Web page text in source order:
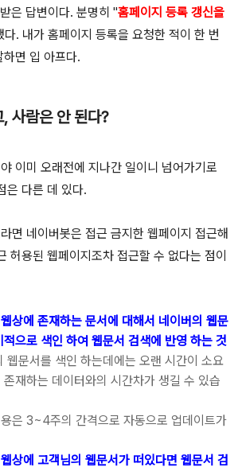
은 답변이다. 분명히 "홈페이지 등록 갱신을
다. 내가 홈페이지 등록을 요청한 적이 한 번
면 입 아프다.
사람은 안 된다?
이미 오래전에 지나간 일이니 넘어가기로
은 다른 데 있다.
면 네이버봇은 접근 금지한 웹페이지 접근해
허용된 웹페이지조차 접근할 수 없다는 점이
상에 존재하는 문서에 대해서 네이버의 웹문
으로 색인 하여 웹문서 검색에 반영 하는 것
웹문서를 색인 하는데에는 오랜 시간이 소요
재하는 데이터와의 시간차가 생길 수 있습
은 3~4주의 간격으로 자동으로 업데이트가
상에 고객님의 웹문서가 떠있다면 웹문서 검